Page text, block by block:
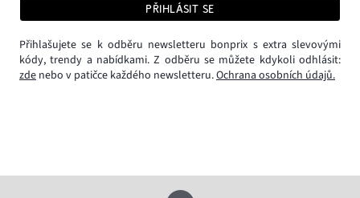
PŘIHLÁSIT SE
Přihlašujete se k odběru newsletteru bonprix s extra slevovými
kódy, trendy a nabídkami. Z odběru se můžete kdykoli odhlásit:
zde nebo v patičce každého newsletteru.Ochrana osobních údajů.